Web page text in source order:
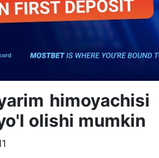
himoyachisi
olishi mumkin